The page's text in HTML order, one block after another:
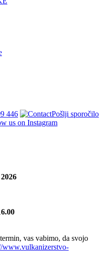
446
Pošlji sporočilo
vas vabimo, da svojo
www.vulkanizerstvo-